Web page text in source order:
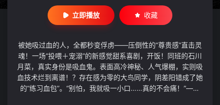
立即播放 收藏
被她吸过血的人，全都秒变俘虏——压倒性的“尊贵感”直击灵
魂！一场“投喂＋宠溺”的新感觉甜系喜剧，开饭！同班的石川
月菜，真实身份是吸血鬼。表面高冷神秘、人气爆棚，实则吸
血技术烂到离谱！？存在感为零的大鸟同学，阴差阳错成了她
的“练习血包”。“别怕，我就吸一小口……真的不会痛！”——